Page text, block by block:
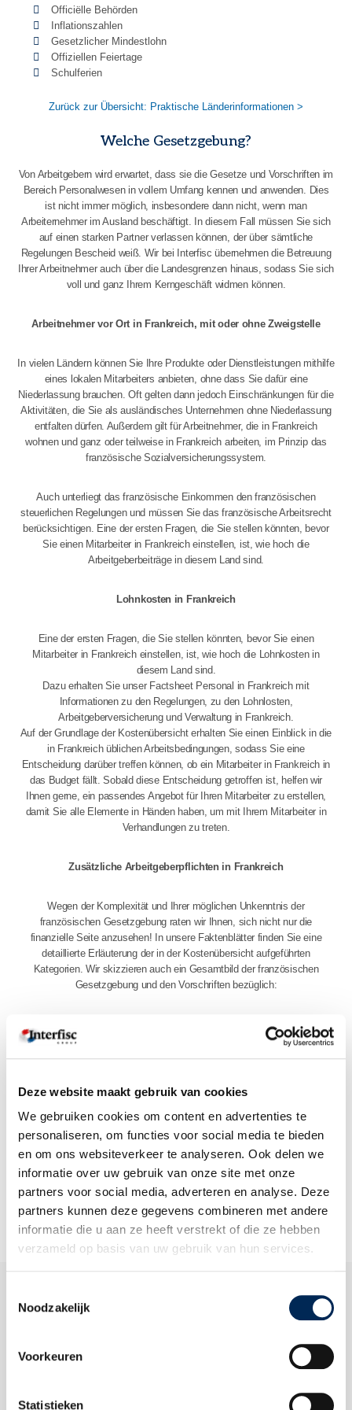
Deze website maakt gebruik van cookies
We gebruiken cookies om content en advertenties te
personaliseren, om functies voor social media te bieden
en om ons websiteverkeer te analyseren. Ook delen we
informatie over uw gebruik van onze site met onze
partners voor social media, adverteren en analyse. Deze
partners kunnen deze gegevens combineren met andere
informatie die u aan ze heeft verstrekt of die ze hebben
verzameld op basis van uw gebruik van hun services.
Noodzakelijk
Voorkeuren
Statistieken
Officiëlle Behörden
Inflationszahlen
Gesetzlicher Mindestlohn
Offiziellen Feiertage
Schulferien
Zurück zur Übersicht: Praktische Länderinformationen >
Welche Gesetzgebung?
Von Arbeitgebern wird erwartet, dass sie die Gesetze und Vorschriften im
Bereich Personalwesen in vollem Umfang kennen und anwenden. Dies
ist nicht immer möglich, insbesondere dann nicht, wenn man
Arbeiternehmer im Ausland beschäftigt. In diesem Fall müssen Sie sich
auf einen starken Partner verlassen können, der über sämtliche
Regelungen Bescheid weiß. Wir bei Interfisc übernehmen die Betreuung
Ihrer Arbeitnehmer auch über die Landesgrenzen hinaus, sodass Sie sich
voll und ganz Ihrem Kerngeschäft widmen können.
Arbeitnehmer vor Ort in Frankreich, mit oder ohne Zweigstelle
In vielen Ländern können Sie Ihre Produkte oder Dienstleistungen mithilfe
eines lokalen Mitarbeiters anbieten, ohne dass Sie dafür eine
Niederlassung brauchen. Oft gelten dann jedoch Einschränkungen für die
Aktivitäten, die Sie als ausländisches Unternehmen ohne Niederlassung
entfalten dürfen. Außerdem gilt für Arbeitnehmer, die in Frankreich
wohnen und ganz oder teilweise in Frankreich arbeiten, im Prinzip das
französische Sozialversicherungssystem.
Auch unterliegt das französische Einkommen den französischen
steuerlichen Regelungen und müssen Sie das französische Arbeitsrecht
berücksichtigen. Eine der ersten Fragen, die Sie stellen könnten, bevor
Sie einen Mitarbeiter in Frankreich einstellen, ist, wie hoch die
Arbeitgeberbeiträge in diesem Land sind.
Lohnkosten in Frankreich
Eine der ersten Fragen, die Sie stellen könnten, bevor Sie einen
Mitarbeiter in Frankreich einstellen, ist, wie hoch die Lohnkosten in
diesem Land sind.
Dazu erhalten Sie unser Factsheet Personal in Frankreich mit
Informationen zu den Regelungen, zu den Lohnlosten,
Arbeitgeberversicherung und Verwaltung in Frankreich.
Auf der Grundlage der Kostenübersicht erhalten Sie einen Einblick in die
in Frankreich üblichen Arbeitsbedingungen, sodass Sie eine
Entscheidung darüber treffen können, ob ein Mitarbeiter in Frankreich in
das Budget fällt. Sobald diese Entscheidung getroffen ist, helfen wir
Ihnen gerne, ein passendes Angebot für Ihren Mitarbeiter zu erstellen,
damit Sie alle Elemente in Händen haben, um mit Ihrem Mitarbeiter in
Verhandlungen zu treten.
Zusätzliche Arbeitgeberpflichten in Frankreich
Wegen der Komplexität und Ihrer möglichen Unkenntnis der
französischen Gesetzgebung raten wir Ihnen, sich nicht nur die
finanzielle Seite anzusehen! In unsere Faktenblätter finden Sie eine
detaillierte Erläuterung der in der Kostenübersicht aufgeführten
Kategorien. Wir skizzieren auch ein Gesamtbild der französischen
Gesetzgebung und den Vorschriften bezüglich:
Sozialversicherungen
Sozial- und Gesundheitswesen
Laden Sie unser Faktenblatt Personal in Frankreich herunter, mit
Informationen zu den Regelungen, Lohnkosten,
Arbeitgeberversicherungen und Verwaltung in Frankreich!
Jetzt herunterladen
Offizielle Behörden in Frankreich
Informationen